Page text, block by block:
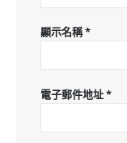
顯示名稱*
電子郵件地址*